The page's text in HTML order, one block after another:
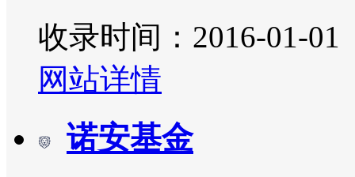
收录时间：2016-01-01
网站详情
诺安基金